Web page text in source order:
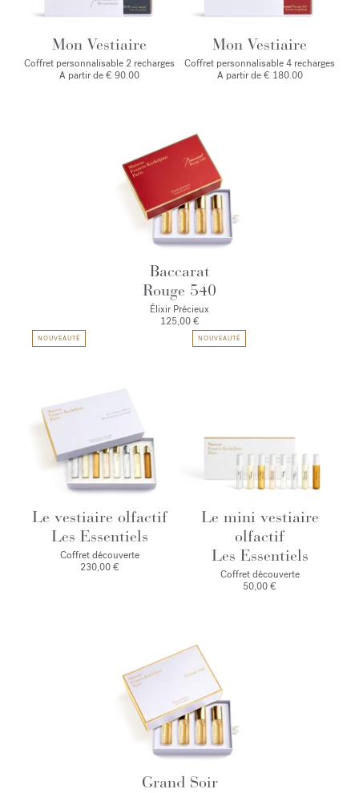
Mon Vestiaire
Coffret personnalisable 2 recharges
A partir de € 90.00
Mon Vestiaire
Coffret personnalisable 4 recharges
A partir de € 180.00
Baccarat
Rouge 540
Élixir Précieux
125,00 €
NOUVEAUTÉ
Le vestiaire olfactif
Les Essentiels
Coffret découverte
230,00 €
NOUVEAUTÉ
Le mini vestiaire
olfactif
Les Essentiels
Coffret découverte
50,00 €
Grand Soir